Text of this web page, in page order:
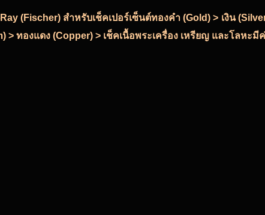
(Fischer) สำหรับเช็คเปอร์เซ็นต์ทองคำ (Gold) > เงิน
> ทองแดง (Copper) > เช็คเนื้อพระเครื่อง เหรียญ และโลหะมี